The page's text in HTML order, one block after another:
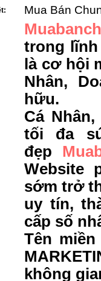
Mua Bán
trong lĩnh
là cơ hội
Nhân,
hữu.
Cá
tối đa
đẹp
Website
sớm trở
uy tín,
cấp số
Tên
không